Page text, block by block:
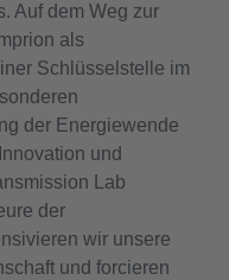
Auf dem Weg zur
als
Schlüsselstelle im
der Energiewende
und
Lab
der
wir unsere
und forcieren